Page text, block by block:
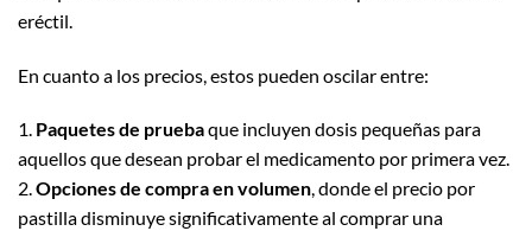
eréctil.
En cuanto a los precios, estos pueden oscilar entre:
1. Paquetes de pruebaque incluyen dosis pequeñas para
aquellos que desean probar el medicamento por primera vez.
2.Opciones de compra en volumen, donde el precio por
pastilla disminuye significativamente al comprar una